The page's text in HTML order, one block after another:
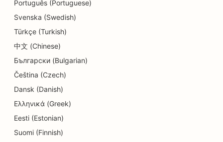
컵케이크 가게를 위한 SEO
교육 및 보육 서비스를 위한 SEO
도넛 상점을 위한 SEO
전기 기술자를 위한 SEO
전자제품 매장을 위한 SEO
엔지니어링 기업을 위한 SEO
Português (Portuguese)
Svenska (Swedish)
Türkçe (Turkish)
中文 (Chinese)
Български (Bulgarian)
Čeština (Czech)
Dansk (Danish)
Ελληνικά (Greek)
Eesti (Estonian)
Suomi (Finnish)